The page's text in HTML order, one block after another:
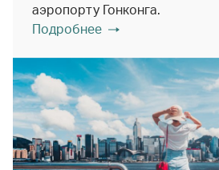
аэропорту Гонконга.
Подробнее